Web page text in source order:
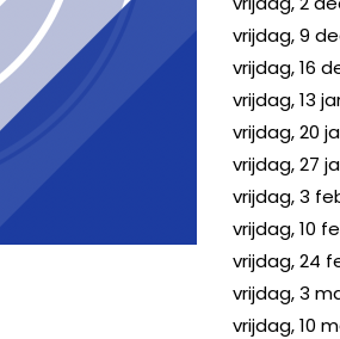
FACEBOOKYOUTUBE
vrijdag, 9
vrijdag, 16
vrijdag, 13
vrijdag, 20
vrijdag, 27
vrijdag, 3
vrijdag, 10
vrijdag, 24
vrijdag, 3
vrijdag, 10